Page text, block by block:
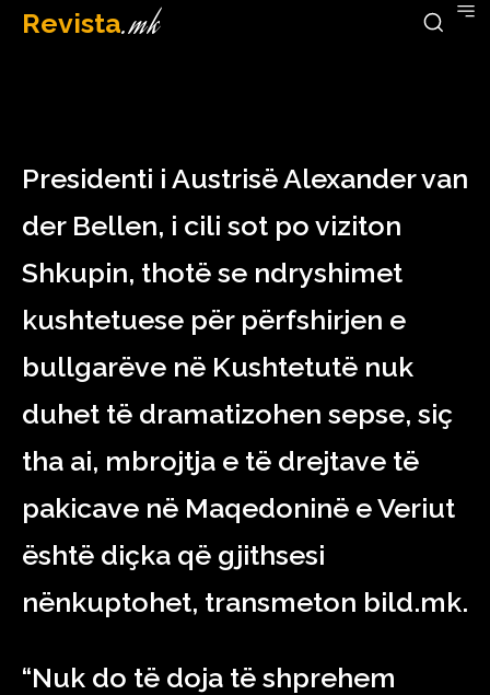
Revista.mk
March 29, 2023
Presidenti i Austrisë Alexander van
der Bellen, i cili sot po viziton
Shkupin, thotë se ndryshimet
kushtetuese për përfshirjen e
bullgarëve në Kushtetutë nuk
duhet të dramatizohen sepse, siç
tha ai, mbrojtja e të drejtave të
pakicave në Maqedoninë e Veriut
është diçka që gjithsesi
nënkuptohet, transmeton bild.mk.
“Nuk do të doja të shprehem